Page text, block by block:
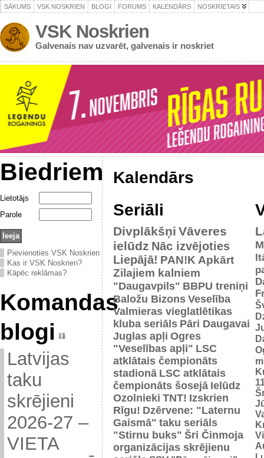
SĀKUMS VSK NOSKRIEN BLOGI FORUMS KALENDĀRS NOSKRIETAIS
VSK Noskrien
Galvenais nav uzvarēt, galvenais ir noskriet
Biedriem
Lietotājs
Parole
Pievienoties VSK Noskrien
Kas ir VSK Noskrien?
Kāpēc reklāmas?
Komandas
blogi
Latvijas
taku
skrējieni
2026-27 –
VIETA
Kalendārs
Seriāli
Divplākšņi Vāveres
ielūdz Nāc izvējoties
Liepājā! PAN!K Apkārt
Zilajiem kalniem
"Daugavpils" BBPU treniņi
Baložu BizonsVeselība
Valmieras vieglatlētikas
kluba seriāls Pāri Daugavai
Juglas apļi Ogres
"Veselības apļi" LSC
atklātais čempionāts
stadionā LSC atklātais
čempionāts šosejā Ielūdz
Ozolnieki TNT! Izskrien
Rīgu! Dzērvene: "Laternu
Gaismā" taku seriāls
"Stirnu buks" Šri Činmoja
organizācijas skrējienu